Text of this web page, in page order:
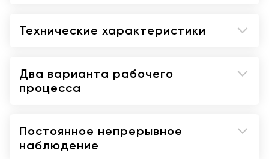
погружения в воду на глубину 30 см в
Сетевые функции
Прямая связь монитора с Infnity
Непрерывная передача информации в
сеть Infnity для поддержки системы
Технические характеристики
Два варианта рабочего
процесса
Постоянное непрерывное
наблюдение